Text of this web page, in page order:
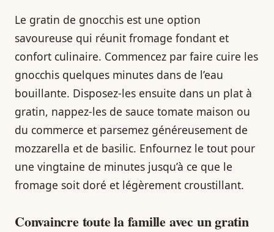
Le gratin de gnocchis est une option
savoureuse qui réunit fromage fondant et
confort culinaire. Commencez par faire cuire les
gnocchis quelques minutes dans de l’eau
bouillante. Disposez-les ensuite dans un plat à
gratin, nappez-les de sauce tomate maison ou
du commerce et parsemez généreusement de
mozzarella et de basilic. Enfournez le tout pour
une vingtaine de minutes jusqu’à ce que le
fromage soit doré et légèrement croustillant.
Convaincre toute la famille avec un gratin